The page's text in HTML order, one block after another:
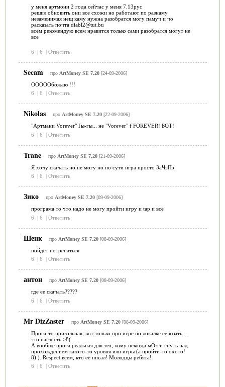
у меня артмони 2 года сейчас у меня 7.13рус
решил обновить они все схожи но работают по разнаму
незаменимая нещ каму нужна разобратся могу памуч и чо
расказать почта diabl2@tut.bu
всем рекомендую всем нравится только сами разобратся могут не
все
6 | 6 | Ответить
Secam про ArtMoney SE 7.20[24-09-2006]
ОООООбожаю !!!
6
| 6 | Ответить
Nikolas про ArtMoney SE 7.20[22-09-2006]
"Артмани Vorever" Гы-гы... не "Vorever" f FOREVER! БОТ!
6
| 6 | Ответить
Trane про ArtMoney SE 7.20[21-09-2006]
Я хочу скачать но не могу но по сути игра просто ЗаЧэПэ
6
| 6 | Ответить
Зико про ArtMoney SE 7.20[09-09-2006]
програма то что надо не могу пройти игру и tap и всё
6
| 6 | Ответить
Шенк про ArtMoney SE 7.20[08-09-2006]
пойдёт потрепаться
6
| 6 | Ответить
антон про ArtMoney SE 7.20[08-09-2006]
где ее скачать?????
6
| 6 | Ответить
Mr DizZaster про ArtMoney SE 7.20[08-09-2006]
Прога-то прикольная, вот только при игре по локалке её юзать --
это наглость.>8(
А вообще прога реальная для тех, кому некогда мОзги гнуть над
прохождением какого-то уровня или игры (а пройти-то охото!
8) ). Respect всем, кто её писал! Молодцы ребята!
6
| 6 | Ответить